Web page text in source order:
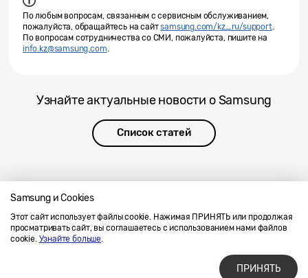
Samsung и Cookies
Этот сайт использует файлы cookie. Нажимая ПРИНЯТЬ или продолжая
просматривать сайт, вы соглашаетесь с использованием нами файлов
cookie. Узнайте больше.
ПРИНЯТЬ
По любым вопросам, связанным с сервисным обслуживанием,
пожалуйста, обращайтесь на сайтsamsung.com/kz_ru/support.
По вопросам сотрудничества со СМИ, пожалуйста, пишите на
info.kz@samsung.com
Узнайте актуальные новости о Samsung
Список статей
Напишите нам
SAMSUNG.COM
Условия использования материалов